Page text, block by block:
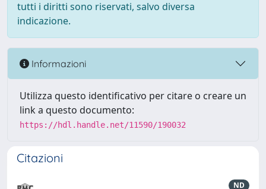
tutti i diritti sono riservati, salvo diversa
indicazione.
Informazioni
Utilizza questo identificativo per citare o creare un
link a questo documento:
https://hdl.handle.net/11590/190032
Citazioni
ND